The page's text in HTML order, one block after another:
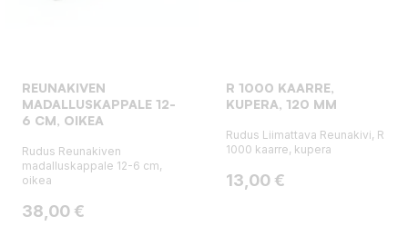
REUNAKIVEN
MADALLUSKAPPALE 12-
6 CM, OIKEA
Rudus Reunakiven
madalluskappale 12-6 cm,
oikea
Hinta
38,00 €
R 1000 KAARRE,
KUPERA, 120 MM
Rudus Liimattava Reunakivi, R
1000 kaarre, kupera
Hinta
13,00 €